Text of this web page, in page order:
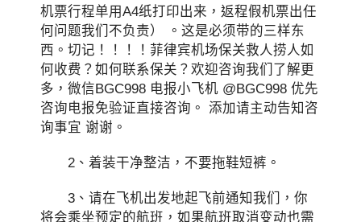
机票行程单用A4纸打印出来，返程假机票出任
何问题我们不负责） 。这是必须带的三样东
西。切记！！！！菲律宾机场保关救人捞人如
何收费？如何联系保关？欢迎咨询我们了解更
多，微信BGC998 电报小飞机 @BGC998 优先
咨询电报免验证直接咨询。 添加请主动告知咨
询事宜 谢谢。
2、着装干净整洁，不要拖鞋短裤。
3、请在飞机出发地起飞前通知我们，你
将会乘坐预定的航班，如果航班取消变动也需